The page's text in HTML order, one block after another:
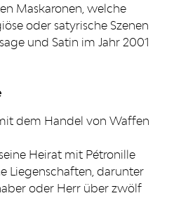
Maskaronen, welche
oder satyrische Szenen
und Satin im Jahr 2001
dem Handel von Waffen
Heirat mit Pétronille
Liegenschaften, darunter
oder Herr über zwölf